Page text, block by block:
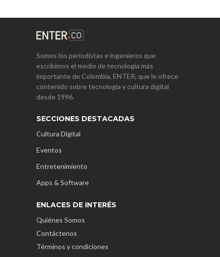
Somos los periodistas e ingenieros que
escribimos el medio de tecnología más
importante de Colombia, ENTER, que le ofrece
contenido sobre tecnología y cultura digital
desde 1996.
SECCIONES DESTACADAS
Cultura Digital
Eventos
Entretenimiento
Apps & Software
ENLACES DE INTERÉS
Quiénes Somos
Contáctenos
Términos y condiciones